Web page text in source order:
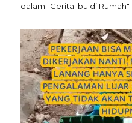
dalam "Cerita Ibu di Rumah"